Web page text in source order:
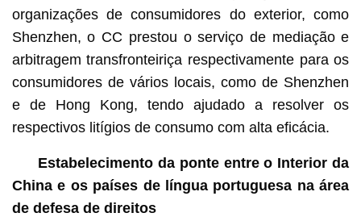
organizações de consumidores do exterior, como
Shenzhen, o CC prestou o serviço de mediação e
arbitragem transfronteiriça respectivamente para os
consumidores de vários locais, como de Shenzhen
e de Hong Kong, tendo ajudado a resolver os
respectivos litígios de consumo com alta eficácia.
Estabelecimento da ponte entre o Interior da
China e os países de língua portuguesa na área
de defesa de direitos